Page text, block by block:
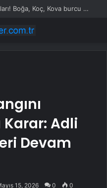
31 Temmuz 2026 burç yorumları! Boğa, Koç, Kova burcu yorumu… AŞK, EVLİLİK, SAĞLIK yorumları ne diyor?
Karar: Adli
Devam
15, 2026 0 0